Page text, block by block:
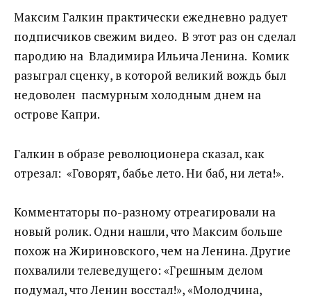
Максим Галкин практически ежедневно радует
подписчиков свежим видео. В этот раз он сделал
пародию на Владимира Ильича Ленина. Комик
разыграл сценку, в которой великий вождь был
недоволен пасмурным холодным днем на
острове Капри.
Галкин в образе революционера сказал, как
отрезал: «Говорят, бабье лето. Ни баб, ни лета!».
Комментаторы по-разному отреагировали на
новый ролик. Одни нашли, что Максим больше
похож на Жириновского, чем на Ленина. Другие
похвалили телеведущего: «Грешным делом
подумал, что Ленин восстал!», «Молодчина,